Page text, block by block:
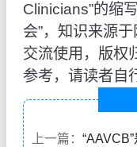
Clinicians”的缩
会”，知识来源
交流使用，版权
参考，请读者自
上一篇：